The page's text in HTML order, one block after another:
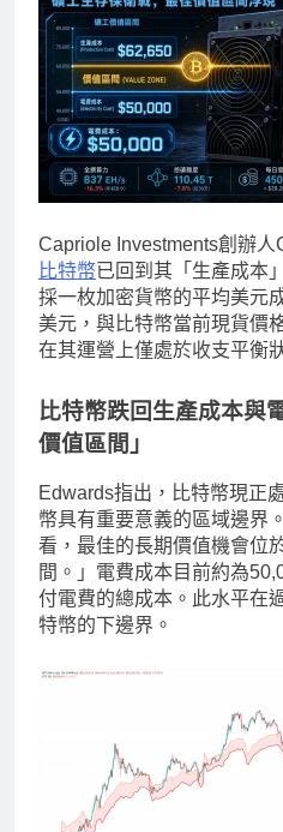
Capriole Investments創辦
比特幣已回到其「生產成
採一枚加密貨幣的平均美元
美元，與比特幣當前現貨價
在其運營上僅處於收支平衡
比特幣跌回生產成本與
價值區間」
Edwards指出，比特幣現正
幣具有重要意義的區域邊界
看，最佳的長期價值機會位
間。」電費成本目前約為
付電費的總成本。此水平在
特幣的下邊界。